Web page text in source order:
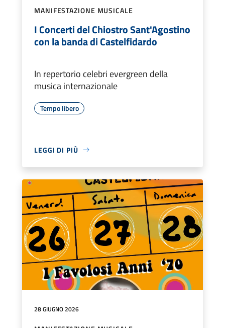
MANIFESTAZIONE MUSICALE
I Concerti del Chiostro Sant'Agostino
con la banda di Castelfidardo
In repertorio celebri evergreen della
musica internazionale
Tempo libero
LEGGI DI PIÙ
28 GIUGNO 2026